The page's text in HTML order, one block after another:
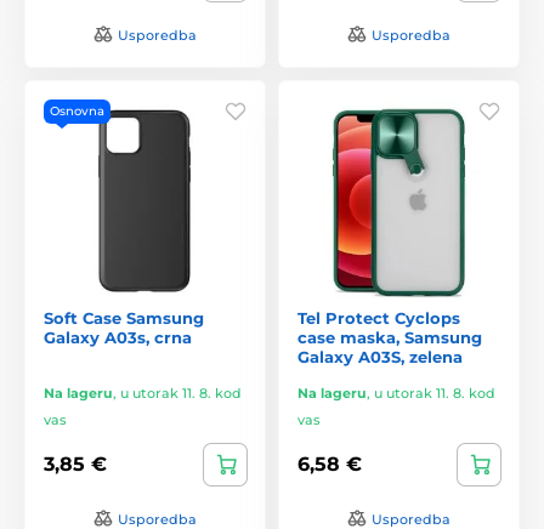
Usporedba Usporedba
Osnovna
Soft Case Samsung
Galaxy A03s, crna
Na lageru, u utorak 11. 8. kod
vas
3,85 €
Usporedba
Tel Protect Cyclops
case maska, Samsung
Galaxy A03S, zelena
Na lageru, u utorak 11. 8. kod
vas
6,58 €
Usporedba